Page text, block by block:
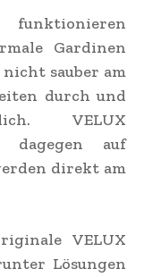
funktionieren
Gardinen
sauber am
durch und
VELUX
dagegen auf
direkt am
VELUX
Lösungen